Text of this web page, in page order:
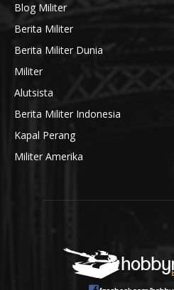
Blog Militer
Berita Militer
Berita Militer Dunia
Militer
Alutsista
Berita Militer Indonesia
Kapal Perang
Militer Amerika